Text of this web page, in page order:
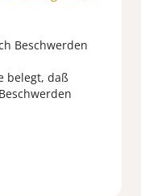
Beschwerden
belegt, daß